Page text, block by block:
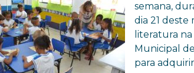
semana,
dia 21 deste
literatura
Municipal
para